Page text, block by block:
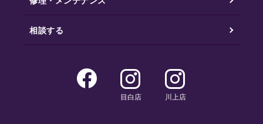
相談する
目白店 川上店